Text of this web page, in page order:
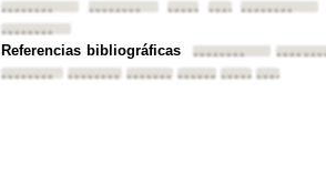
••••••••
•••••••• ••••••••••••••••••••••••
••••••••
Referencias bibliográficas ••••••••
••••••••
•••••••• ••••••••••••••••••••••••••••••••